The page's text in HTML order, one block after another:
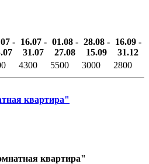
-
16.07 -
31.07
01.08 -
27.08
28.08 -
15.09
16.09 -
31.12
4300 5500 3000 2800
квартира"
квартира"